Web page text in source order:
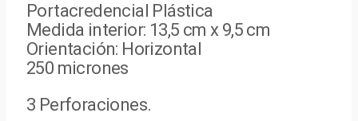
Portacredencial Plástica
Medida interior: 13,5 cm x 9,5 cm
Orientación: Horizontal
250 micrones
3 Perforaciones.